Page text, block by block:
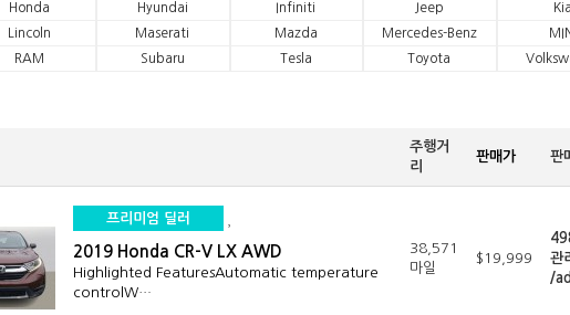
Honda Hyundai Infiniti Jeep Kia
Lincoln Maserati Mazda Mercedes-Benz
RAM Subaru Tesla Toyota
주행거
리
판매가 판
프리미엄 딜러
2019 Honda CR-V LX AWD
Highlighted FeaturesAutomatic temperature
controlW…
38,571
마일
$19,999
관
/